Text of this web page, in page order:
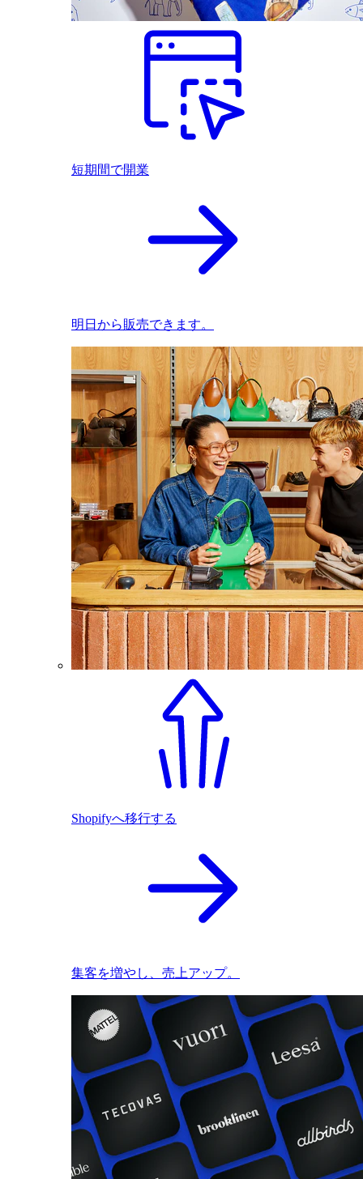
短期間で開業
明日から販売できます。
Shopifyへ移行する
集客を増やし、売上アップ。